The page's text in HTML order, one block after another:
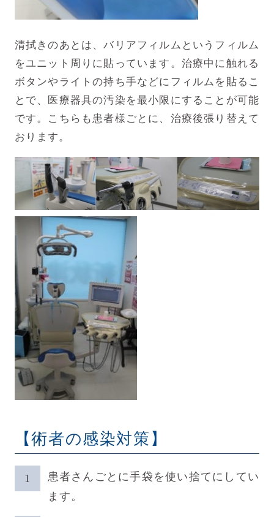
清拭きのあとは、バリアフィルムというフィルム
をユニット周りに貼っています。治療中に触れる
ボタンやライトの持ち手などにフィルムを貼るこ
とで、医療器具の汚染を最小限にすることが可能
です。こちらも患者様ごとに、治療後張り替えて
おります。
【術者の感染対策】
患者さんごとに手袋を使い捨てにしてい
ます。